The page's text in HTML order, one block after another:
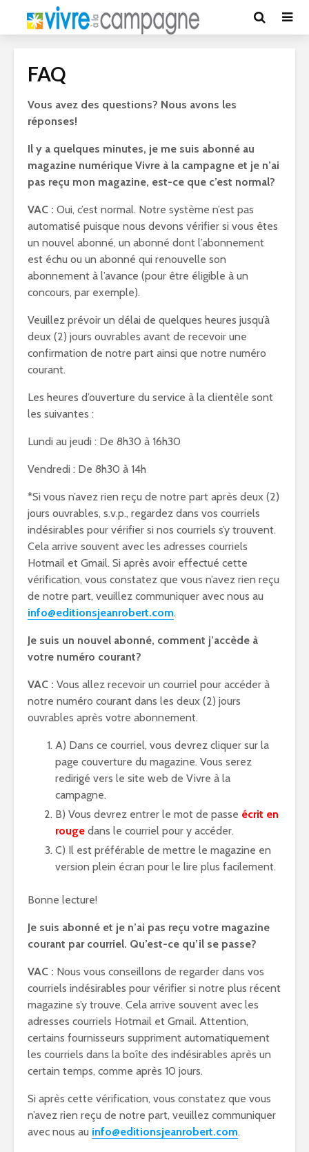
FAQ
Vous avez des questions? Nous avons les
réponses!
Il y a quelques minutes, je me suis abonné au
magazine numérique Vivre à la campagne et je n’ai
pas reçu mon magazine, est-ce que c’est normal?
VAC : Oui, c’est normal. Notre système n’est pas
automatisé puisque nous devons vérifier si vous êtes
un nouvel abonné, un abonné dont l’abonnement
est échu ou un abonné qui renouvelle son
abonnement à l’avance (pour être éligible à un
concours, par exemple).
Veuillez prévoir un délai de quelques heures jusqu’à
deux (2) jours ouvrables avant de recevoir une
confirmation de notre part ainsi que notre numéro
courant.
Les heures d’ouverture du service à la clientèle sont
les suivantes :
Lundi au jeudi : De 8h30 à 16h30
Vendredi : De 8h30 à 14h
*Si vous n’avez rien reçu de notre part après deux (2)
jours ouvrables, s.v.p., regardez dans vos courriels
indésirables pour vérifier si nos courriels s’y trouvent.
Cela arrive souvent avec les adresses courriels
Hotmail et Gmail. Si après avoir effectué cette
vérification, vous constatez que vous n’avez rien reçu
de notre part, veuillez communiquer avec nous au
info@editionsjeanrobert.com.
Je suis un nouvel abonné, comment j’accède à
votre numéro courant?
VAC : Vous allez recevoir un courriel pour accéder à
notre numéro courant dans les deux (2) jours
ouvrables après votre abonnement.
A) Dans ce courriel, vous devrez cliquer sur la
page couverture du magazine. Vous serez
redirigé vers le site web de Vivre à la
campagne.
B) Vous devrez entrer le mot de passe écrit en
rouge dans le courriel pour y accéder.
C) Il est préférable de mettre le magazine en
version plein écran pour le lire plus facilement.
Bonne lecture!
Je suis abonné et je n’ai pas reçu votre magazine
courant par courriel. Qu’est-ce qu’il se passe?
VAC : Nous vous conseillons de regarder dans vos
courriels indésirables pour vérifier si notre plus récent
magazine s’y trouve. Cela arrive souvent avec les
adresses courriels Hotmail et Gmail. Attention,
certains fournisseurs suppriment automatiquement
les courriels dans la boîte des indésirables après un
certain temps, comme après 10 jours.
Si après cette vérification, vous constatez que vous
n’avez rien reçu de notre part, veuillez communiquer
avec nous au info@editionsjeanrobert.com.